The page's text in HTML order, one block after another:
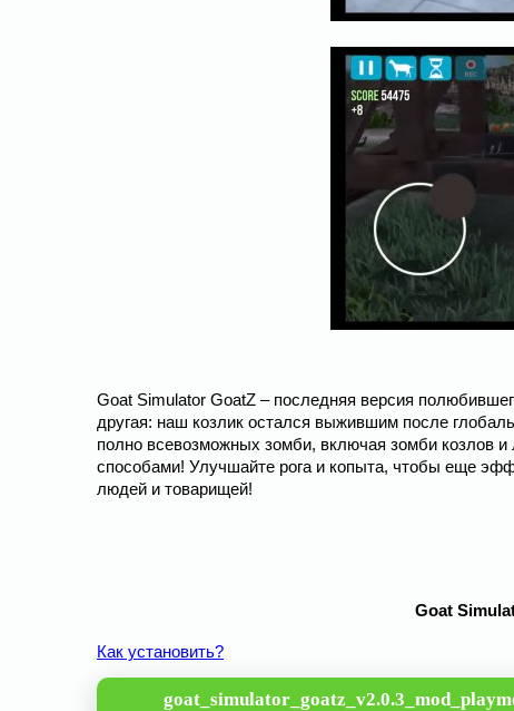
Goat Simulator GoatZ – последняя версия
другая: наш козлик остался выжившим после
полно всевозможных зомби, включая зомби козлов
способами! Улучшайте рога и копыта, чтобы еще
людей и товарищей!
Goat
Как установить?